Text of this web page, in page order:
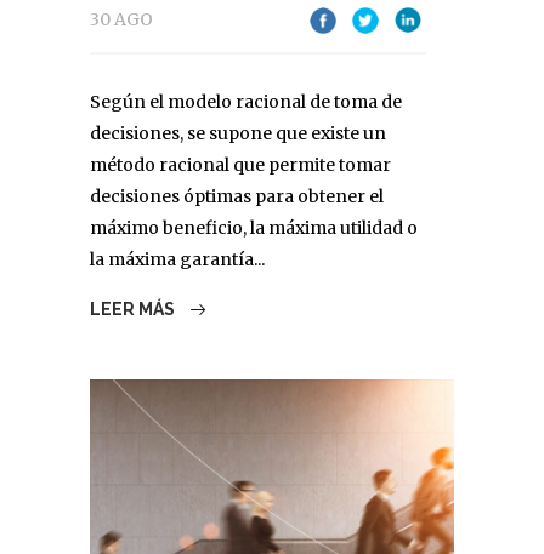
30 AGO
Según el modelo racional de toma de
decisiones, se supone que existe un
método racional que permite tomar
decisiones óptimas para obtener el
máximo beneficio, la máxima utilidad o
la máxima garantía...
LEER MÁS